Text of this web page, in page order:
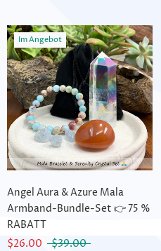
Im Angebot
Angel Aura & Azure Mala
Armband-Bundle-Set 👉 75 %
RABATT
$26.00
$39.00